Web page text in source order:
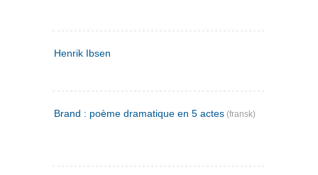
Henrik Ibsen
Brand : poème dramatique en 5 actes (fransk)